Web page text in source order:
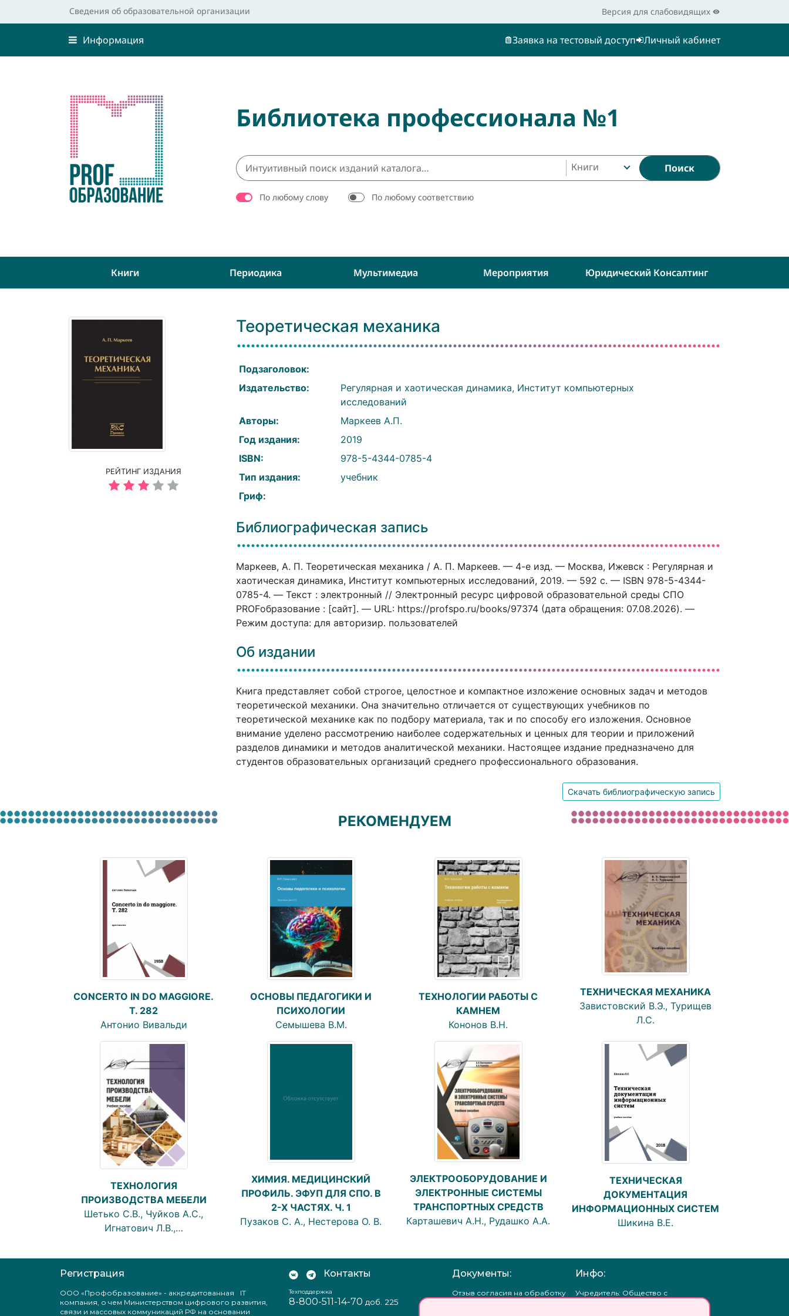
Сведения об образовательной организации Версия для слабовидящих
Информация Заявка на тестовый доступ Личный кабинет
Библиотека профессионала №1
Книги Поиск
По любому слову По любому соответствию
Книги Периодика Мультимедиа Мероприятия Юридический Консалтинг
РЕЙТИНГ ИЗДАНИЯ
Теоретическая механика
Подзаголовок:
Издательство:
Регулярная и хаотическая динамика, Институт компьютерных
исследований
Авторы:
Маркеев А.П.
Год издания:
2019
ISBN:
978-5-4344-0785-4
Тип издания:
учебник
Гриф:
Библиографическая запись
Маркеев, А. П. Теоретическая механика / А. П. Маркеев. — 4-е изд. — Москва, Ижевск : Регулярная и
хаотическая динамика, Институт компьютерных исследований, 2019. — 592 c. — ISBN 978-5-4344-
0785-4. — Текст : электронный // Электронный ресурс цифровой образовательной среды СПО
PROFобразование : [сайт]. — URL: https://profspo.ru/books/97374 (дата обращения: 07.08.2026). —
Режим доступа: для авторизир. пользователей
Об издании
Книга представляет собой строгое, целостное и компактное изложение основных задач и методов
теоретической механики. Она значительно отличается от существующих учебников по
теоретической механике как по подбору материала, так и по способу его изложения. Основное
внимание уделено рассмотрению наиболее содержательных и ценных для теории и приложений
разделов динамики и методов аналитической механики. Настоящее издание предназначено для
студентов образовательных организаций среднего профессионального образования.
Скачать библиографическую запись
РЕКОМЕНДУЕМ
CONCERTO IN DO MAGGIORE.
T. 282
Антонио Вивальди
ОСНОВЫ ПЕДАГОГИКИ И
ПСИХОЛОГИИ
Семышева В.М.
ТЕХНОЛОГИИ РАБОТЫ С
КАМНЕМ
Кононов В.Н.
ТЕХНИЧЕСКАЯ МЕХАНИКА
Завистовский В.Э., Турищев
Л.С.
ТЕХНОЛОГИЯ
ПРОИЗВОДСТВА МЕБЕЛИ
Шетько С.В., Чуйков А.С.,
Игнатович Л.В.,…
ХИМИЯ. МЕДИЦИНСКИЙ
ПРОФИЛЬ. ЭФУП ДЛЯ СПО. В
2-Х ЧАСТЯХ. Ч. 1
Пузаков С. А., Нестерова О. В.
ЭЛЕКТРООБОРУДОВАНИЕ И
ЭЛЕКТРОННЫЕ СИСТЕМЫ
ТРАНСПОРТНЫХ СРЕДСТВ
Карташевич А.Н., Рудашко А.А.
ТЕХНИЧЕСКАЯ
ДОКУМЕНТАЦИЯ
ИНФОРМАЦИОННЫХ СИСТЕМ
Шикина В.Е.
Регистрация
ООО «Профобразование» - аккредитованная IT
компания, о чем Министерством цифрового развития,
связи и массовых коммуникаций РФ на основании
Контакты
Техподдержка
8-800-511-14-70 доб. 225
Документы:
Отзыв согласия на обработку
Инфо:
Учредитель: Общество с